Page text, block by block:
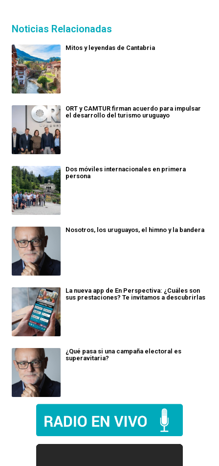
Noticias Relacionadas
Mitos y leyendas de Cantabria
ORT y CAMTUR firman acuerdo para impulsar
el desarrollo del turismo uruguayo
Dos móviles internacionales en primera
persona
Nosotros, los uruguayos, el himno y la bandera
La nueva app de En Perspectiva: ¿Cuáles son
sus prestaciones? Te invitamos a descubrirlas
¿Qué pasa si una campaña electoral es
superavitaria?